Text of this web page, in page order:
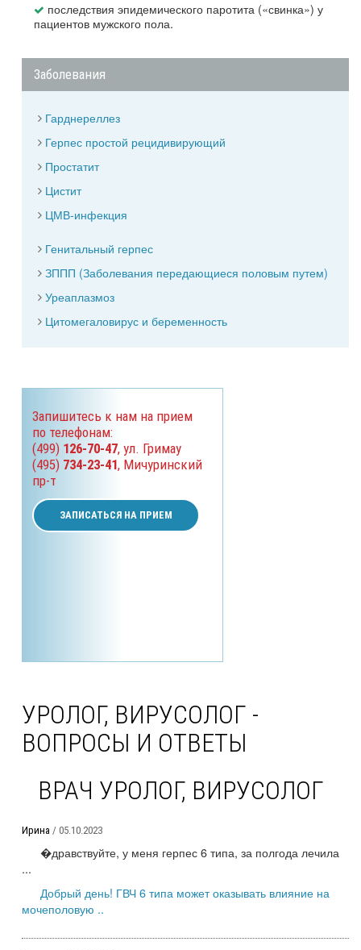
последствия эпидемического паротита («свинка») у
пациентов мужского пола.
Заболевания
Гарднереллез
Герпес простой рецидивирующий
Простатит
Цистит
ЦМВ-инфекция
Генитальный герпес
ЗППП (Заболевания передающиеся половым путем)
Уреаплазмоз
Цитомегаловирус и беременность
Запишитесь к нам на прием
по телефонам:
(499) 126-70-47, ул. Гримау
(495) 734-23-41, Мичуринский
пр-т
ЗАПИСАТЬСЯ НА ПРИЕМ
УРОЛОГ, ВИРУСОЛОГ -
ВОПРОСЫ И ОТВЕТЫ
ВРАЧ УРОЛОГ, ВИРУСОЛОГ
Ирина / 05.10.2023
�дравствуйте, у меня герпес 6 типа, за полгода лечила
...
Добрый день! ГВЧ 6 типа может оказывать влияние на
мочеполовую ..